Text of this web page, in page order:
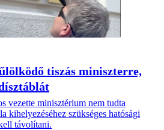
tiszás miniszterre,
vezette minisztérium nem tudta
kihelyezéséhez szükséges hatósági
távolítani.